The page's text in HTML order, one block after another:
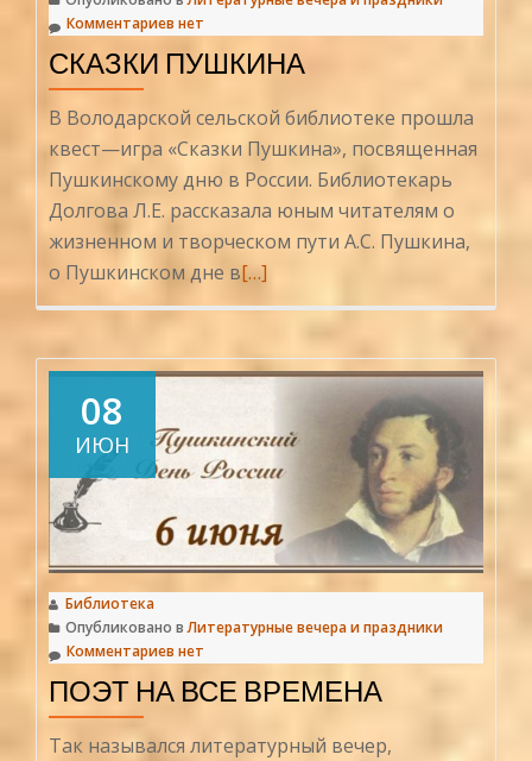
Комментариев нет
СКАЗКИ ПУШКИНА
В Володарской сельской библиотеке прошла
квест—игра «Сказки Пушкина», посвященная
Пушкинскому дню в России. Библиотекарь
Долгова Л.Е. рассказала юным читателям о
жизненном и творческом пути А.С. Пушкина,
о Пушкинском дне вЧитать
больше
Пушкина
[…]
08
ИЮН
Библиотека
Опубликовано вЛитературные вечера и праздники
Комментариев нет
ПОЭТ НА ВСЕ ВРЕМЕНА
Так назывался литературный вечер,